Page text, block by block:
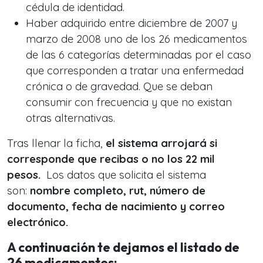
cédula de identidad.
Haber adquirido entre diciembre de 2007 y
marzo de 2008 uno de los 26 medicamentos
de las 6 categorías determinadas por el caso
que corresponden a tratar una enfermedad
crónica o de gravedad. Que se deban
consumir con frecuencia y que no existan
otras alternativas.
Tras llenar la ficha, el sistema arrojará si
corresponde que recibas o no los 22 mil
pesos. Los datos que solicita el sistema
son: nombre completo, rut, número de
documento, fecha de nacimiento y correo
electrónico.
A continuación te dejamos el listado de